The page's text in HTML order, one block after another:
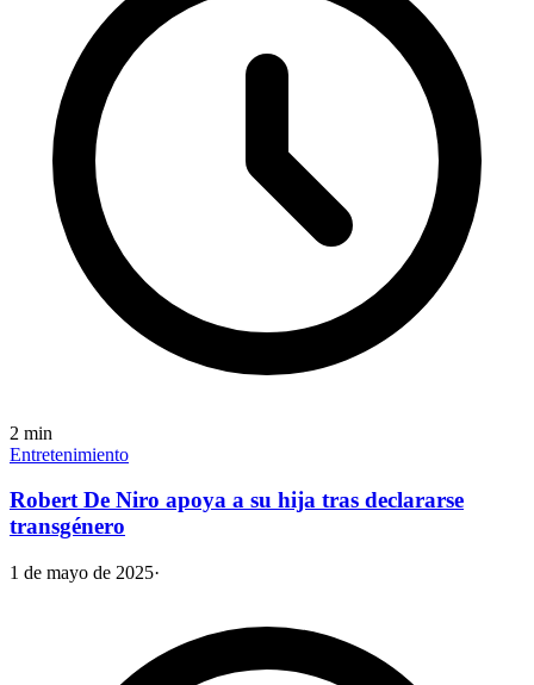
2 min
Entretenimiento
Robert De Niro apoya a su hija tras declararse
transgénero
1 de mayo de 2025·